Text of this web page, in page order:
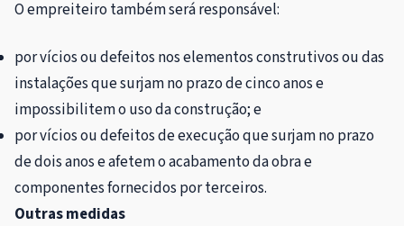
O empreiteiro também será responsável:
por vícios ou defeitos nos elementos construtivos ou das
instalações que surjam no prazo de cinco anos e
impossibilitem o uso da construção; e
por vícios ou defeitos de execução que surjam no prazo
de dois anos e afetem o acabamento da obra e
componentes fornecidos por terceiros.
Outras medidas